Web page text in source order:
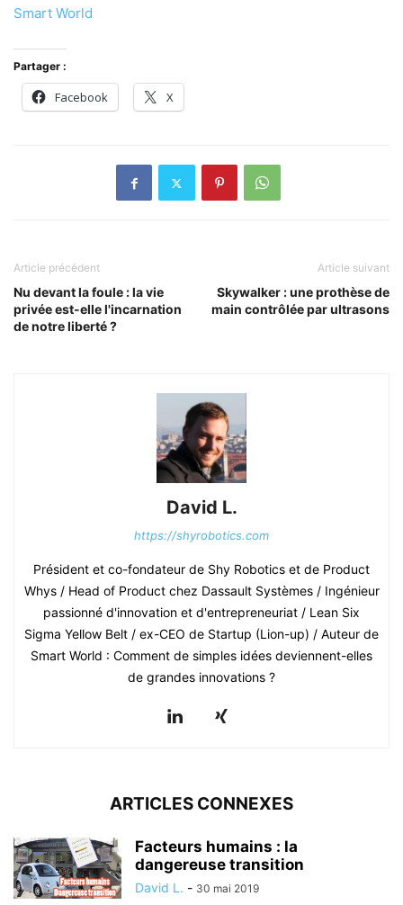
Smart World
Partager :
Facebook X
Article précédent
Nu devant la foule : la vie
privée est-elle l'incarnation
de notre liberté ?
Article suivant
Skywalker : une prothèse de
main contrôlée par ultrasons
David L.
https://shyrobotics.com
Président et co-fondateur de Shy Robotics et de Product
Whys / Head of Product chez Dassault Systèmes / Ingénieur
passionné d'innovation et d'entrepreneuriat / Lean Six
Sigma Yellow Belt / ex-CEO de Startup (Lion-up) / Auteur de
Smart World : Comment de simples idées deviennent-elles
de grandes innovations ?
ARTICLES CONNEXES
Facteurs humains : la
dangereuse transition
David L. - 30 mai 2019